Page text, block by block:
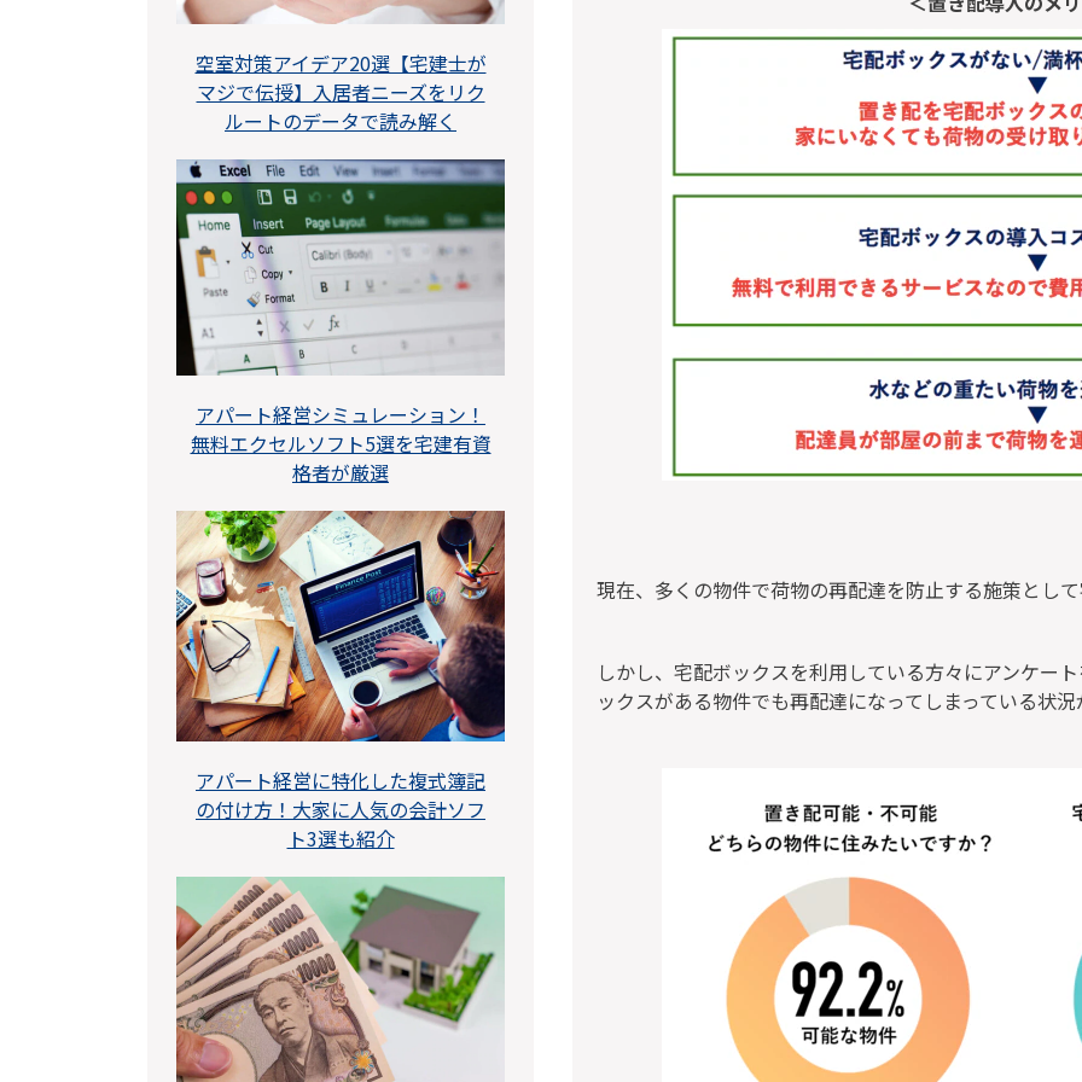
空室対策アイデア20選【宅建士が
マジで伝授】入居者ニーズをリク
ルートのデータで読み解く
アパート経営シミュレーション！
無料エクセルソフト5選を宅建有資
格者が厳選
アパート経営に特化した複式簿記
の付け方！大家に人気の会計ソフ
ト3選も紹介
現在、多くの物件で荷物の再配達を防止する施策とし
しかし、宅配ボックスを利用している方々にアンケー
ックスがある物件でも再配達になってしまっている状